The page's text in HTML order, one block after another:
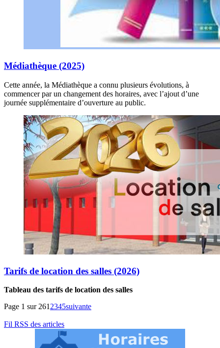
Médiathèque (2025)
Cette année, la Médiathèque a connu plusieurs évolutions, à
commencer par un changement des horaires, avec l’ajout d’une
journée supplémentaire d’ouverture au public.
Tarifs de location des salles (2026)
Tableau des tarifs de location des salles
Page 1 sur 261 2345suivante
Fil RSS des articles